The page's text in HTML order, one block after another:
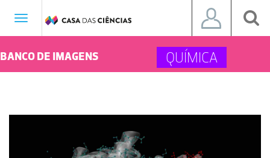
Toggle
BANCO DE IMAGENS QUÍMICA